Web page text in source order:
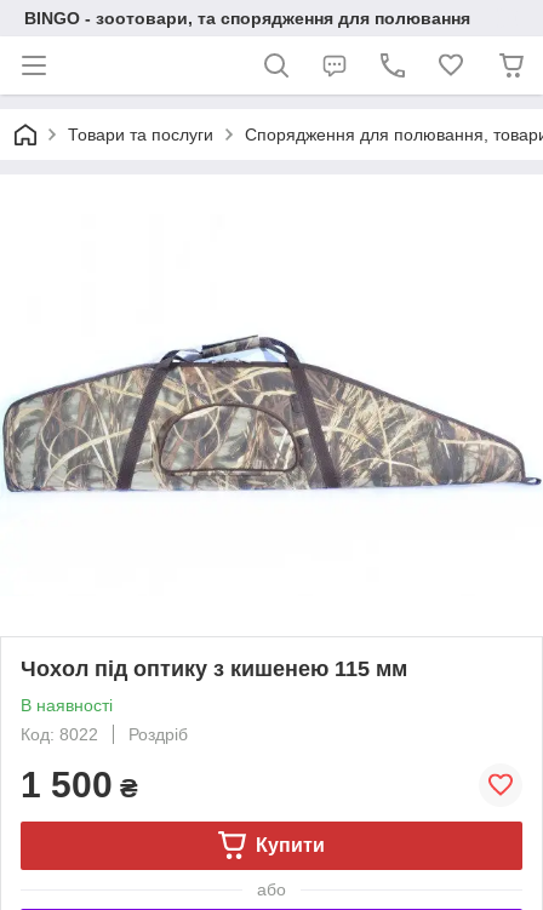
BINGO - зоотовари, та спорядження для полювання
Товари та послуги Спорядження для полювання,
Чохол під оптику з кишенею 115 мм
В наявності
Код: 8022
Роздріб
1 500 ₴
Купити
або